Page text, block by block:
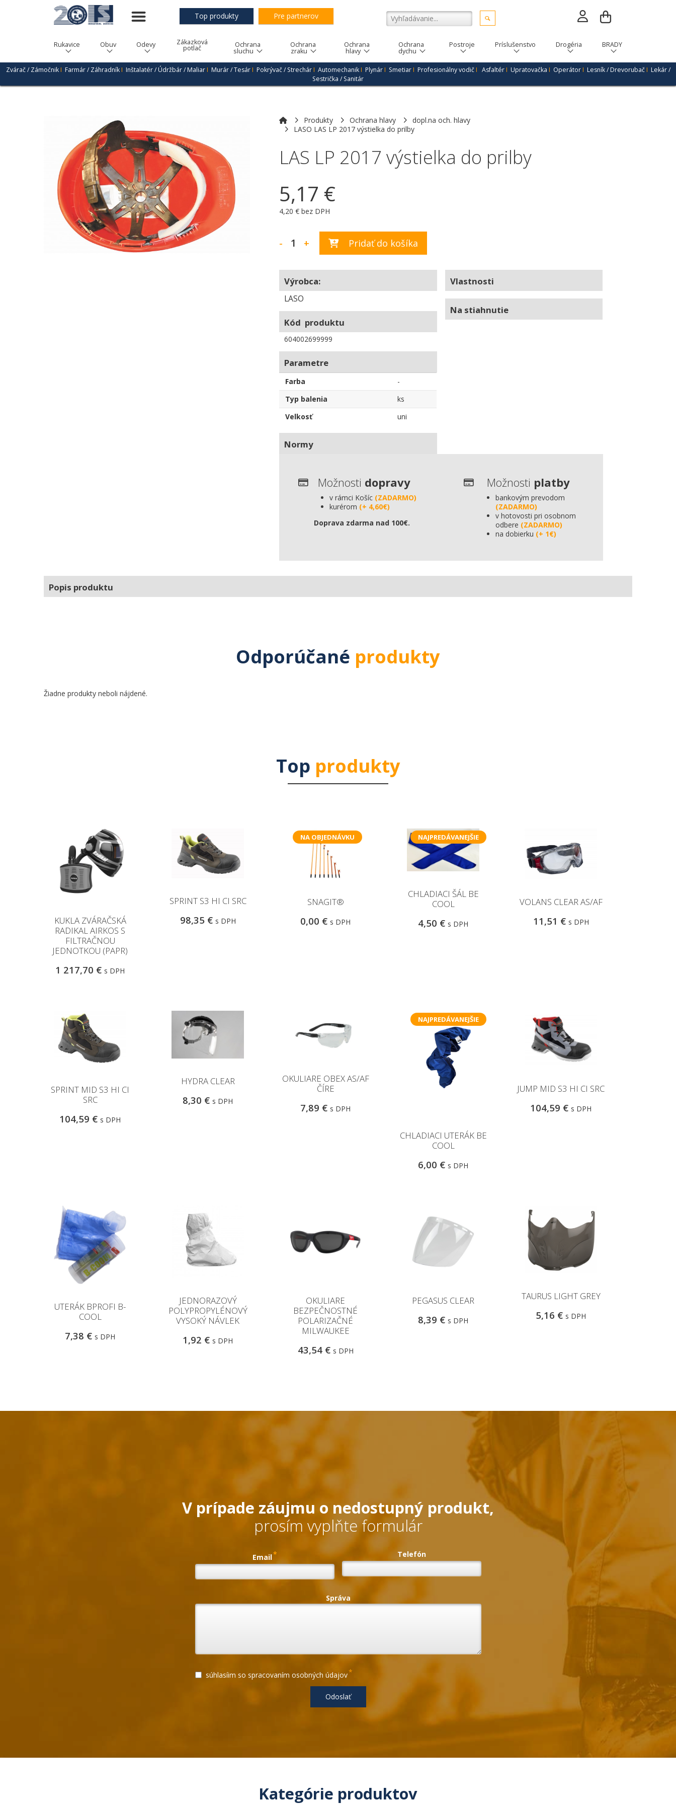
Top produkty Pre partnerov
Rukavice Obuv Odevy Zákazková
potlač Ochrana
sluchu
Ochrana
zraku
Ochrana
hlavy
Ochrana
dychu
Postroje Príslušenstvo Drogéria BRADY
Zvárač / Zámočnik I Farmár / Záhradník I Inštalatér / Údržbár / Maliar I Murár / Tesár I Pokrývač / Strechár I Automechanik I Plynár I Smetiar I Profesionálny vodič I Asfaltér I Upratovačka I Operátor I Lesník / Drevorubač I Lekár /
Sestrička / Sanitár
Produkty Ochrana hlavy
dopl.na och. hlavy
LASO LAS LP 2017 výstielka do prilby
LAS LP 2017 výstielka do prilby
5,17 €
4,20 € bez DPH
- + Pridať do košíka
Výrobca:
LASO
Kód produktu
604002699999
Parametre
Farba
-
Typ balenia
ks
Velkosť
uni
Normy
Vlastnosti
Na stiahnutie
Možnosti dopravy
v rámci Košíc (ZADARMO)
kurérom (+ 4,60€)
Doprava zdarma nad 100€.
Možnosti platby
bankovým prevodom
(ZADARMO)
v hotovosti pri osobnom
odbere (ZADARMO)
na dobierku (+ 1€)
Popis produktu
Odporúčané produkty
Žiadne produkty neboli nájdené.
Top produkty
KUKLA ZVÁRAČSKÁ
RADIKAL AIRKOS S
FILTRAČNOU
JEDNOTKOU (PAPR)
1 217,70 € s DPH
SPRINT S3 HI CI SRC
98,35 € s DPH
NA OBJEDNÁVKU
SNAGIT®
0,00 € s DPH
NAJPREDÁVANEJŠIE
CHLADIACI ŠÁL BE
COOL
4,50 € s DPH
VOLANS CLEAR AS/AF
11,51 € s DPH
SPRINT MID S3 HI CI
SRC
104,59 € s DPH
HYDRA CLEAR
8,30 € s DPH
OKULIARE OBEX AS/AF
ČÍRE
7,89 € s DPH
NAJPREDÁVANEJŠIE
CHLADIACI UTERÁK BE
COOL
6,00 € s DPH
JUMP MID S3 HI CI SRC
104,59 € s DPH
UTERÁK BPROFI B-
COOL
7,38 € s DPH
JEDNORAZOVÝ
POLYPROPYLÉNOVÝ
VYSOKÝ NÁVLEK
1,92 € s DPH
OKULIARE
BEZPEČNOSTNÉ
POLARIZAČNÉ
MILWAUKEE
43,54 € s DPH
PEGASUS CLEAR
8,39 € s DPH
TAURUS LIGHT GREY
5,16 € s DPH
V prípade záujmu o nedostupný produkt,
prosím vyplňte formulár
Email* Telefón
Správa
súhlasíim so spracovaním osobných údajov*
Odoslať
Kategórie produktov